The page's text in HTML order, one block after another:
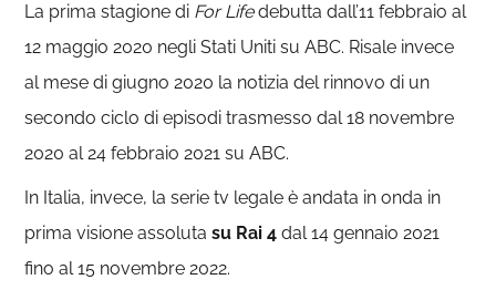
La prima stagione di For Lifedebutta dall’11 febbraio al
12 maggio 2020 negli Stati Uniti su ABC. Risale invece
al mese di giugno 2020 la notizia del rinnovo di un
secondo ciclo di episodi trasmesso dal 18 novembre
2020 al 24 febbraio 2021 su ABC.
In Italia, invece, la serie tv legale è andata in onda in
prima visione assolutasu Rai 4 dal 14 gennaio 2021
fino al 15 novembre 2022.